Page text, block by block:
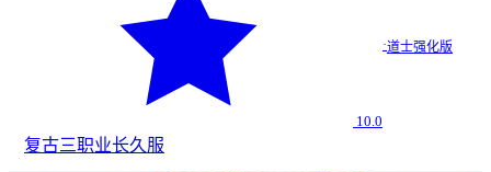
10.0
·道士强化版
复古三职业长久服